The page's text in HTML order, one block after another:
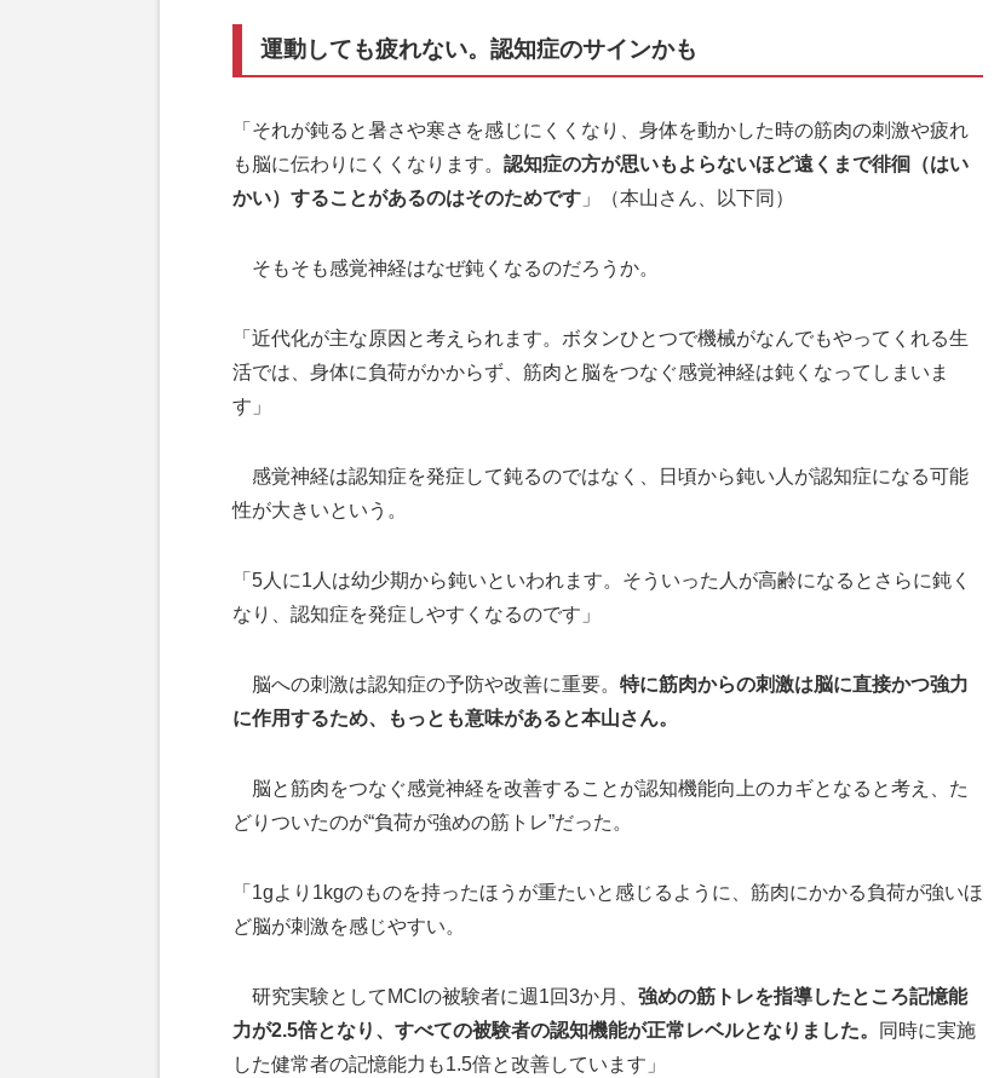
運動しても疲れない。認知症のサインかも
「それが鈍ると暑さや寒さを感じにくくなり、身体を動かした時の筋肉の刺激や疲れ
も脳に伝わりにくくなります。 認知症の方が思いもよらないほど遠くまで徘徊（はい
かい）することがあるのはそのためです 」（本山さん、以下同）
そもそも感覚神経はなぜ鈍くなるのだろうか。
「近代化が主な原因と考えられます。ボタンひとつで機械がなんでもやってくれる生
活では、身体に負荷がかからず、筋肉と脳をつなぐ感覚神経は鈍くなってしまいま
す」
感覚神経は認知症を発症して鈍るのではなく、日頃から鈍い人が認知症になる可能
性が大きいという。
「5人に1人は幼少期から鈍いといわれます。そういった人が高齢になるとさらに鈍く
なり、認知症を発症しやすくなるのです」
脳への刺激は認知症の予防や改善に重要。 特に筋肉からの刺激は脳に直接かつ強力
に作用するため、もっとも意味があると本山さん。
脳と筋肉をつなぐ感覚神経を改善することが認知機能向上のカギとなると考え、た
どりついたのが“負荷が強めの筋トレ”だった。
「1gより1kgのものを持ったほうが重たいと感じるように、筋肉にかかる負荷が強いほ
ど脳が刺激を感じやすい。
研究実験としてMCIの被験者に週1回3か月、 強めの筋トレを指導したところ記憶能
力が2.5倍となり、すべての被験者の認知機能が正常レベルとなりました。
同時に実施
した健常者の記憶能力も1.5倍と改善しています」